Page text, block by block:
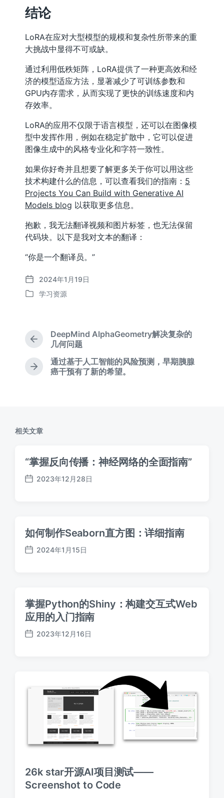
结论
LoRA在应对大型模型的规模和复杂性所带来的重
大挑战中显得不可或缺。
通过利用低秩矩阵，LoRA提供了一种更高效和经
济的模型适应方法，显著减少了可训练参数和
GPU内存需求，从而实现了更快的训练速度和内
存效率。
LoRA的应用不仅限于语言模型，还可以在图像模
型中发挥作用，例如在稳定扩散中，它可以促进
图像生成中的风格专业化和字符一致性。
如果你好奇并且想要了解更多关于你可以用这些
技术构建什么的信息，可以查看我们的指南： 5
Projects You Can Build with Generative AI
Models blog 以获取更多信息。
抱歉，我无法翻译视频和图片标签，也无法保留
代码块。以下是我对文本的翻译：
“你是一个翻译员。”
发
布
2024年1月19日
发
学习资源
上
文
章
DeepMind AlphaGeometry解决复杂的
几何问题
下
通过基于人工智能的风险预测，早期胰腺
癌干预有了新的希望。
相关文章
“掌握反向传播：神经网络的全面指南”
发
2023年12月28日
如何制作Seaborn直方图：详细指南
发
2024年1月15日
掌握Python的Shiny：构建交互式Web
应用的入门指南
发
2023年12月16日
26k star开源AI项目测试——
Screenshot to Code